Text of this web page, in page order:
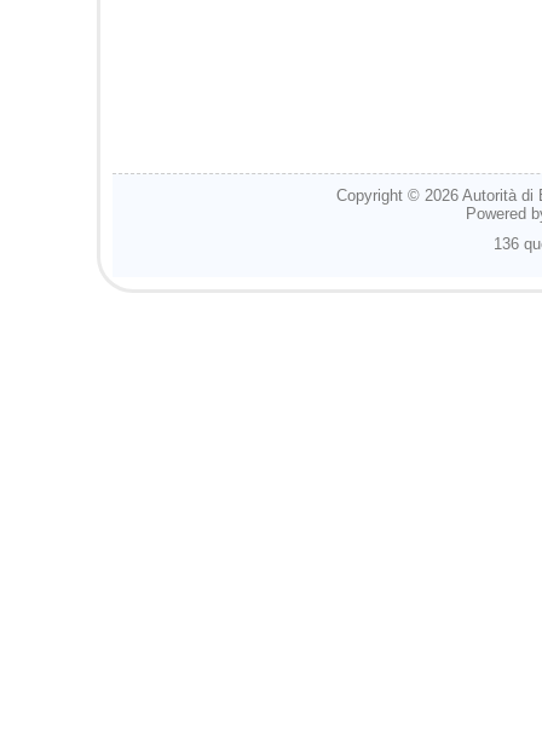
Copyright © 2026 Autorità di
Powered
136